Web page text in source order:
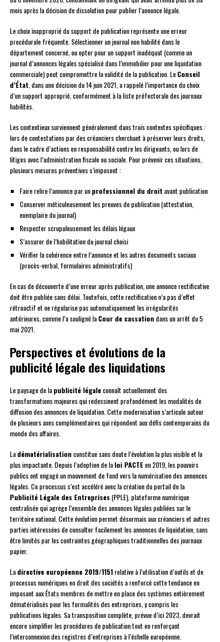
mois après la décision de dissolution pour publier l’annonce légale.
Le choix inapproprié du support de publication représente une erreur
procédurale fréquente. Sélectionner un journal non habilité dans le
département concerné, ou opter pour un support inadéquat (comme un
journal d’annonces légales spécialisé dans l’immobilier pour une liquidation
commerciale) peut compromettre la validité de la publication. LeConseil
d’État , dans une décision du 14 juin 2021, a rappelé l’importance du choix
d’un support approprié, conformément à la liste préfectorale des journaux
habilités.
Les contentieux surviennent généralement dans trois contextes spécifiques :
lors de contestations par des créanciers cherchant à préserver leurs droits,
dans le cadre d’actions en responsabilité contre les dirigeants, ou lors de
litiges avec l’administration fiscale ou sociale. Pour prévenir ces situations,
plusieurs mesures préventives s’imposent :
Faire relire l’annonce par unprofessionnel du droit avant publication
Conserver méticuleusement les preuves de publication (attestation,
exemplaire du journal)
Respecter scrupuleusement les délais légaux
S’assurer de l’habilitation du journal choisi
Vérifier la cohérence entre l’annonce et les autres documents sociaux
(procès-verbal, formulaires administratifs)
En cas de découverte d’une erreur après publication, une annonce rectificative
doit être publiée sans délai. Toutefois, cette rectification n’a pas d’effet
rétroactif et ne régularise pas automatiquement les irrégularités
antérieures, comme l’a souligné laCour de cassation dans un arrêt du 5
mai 2021.
Perspectives et évolutions de la
publicité légale des liquidations
Le paysage de lapublicité légaleconnaît actuellement des
transformations majeures qui redessinent profondément les modalités de
diffusion des annonces de liquidation. Cette modernisation s’articule autour
de plusieurs axes complémentaires qui répondent aux défis contemporains du
monde des affaires.
Ladématérialisation constitue sans doute l’évolution la plus visible et la
plus impactante. Depuis l’adoption de laloi PACTE en 2019, les pouvoirs
publics ont engagé un mouvement de fond vers la numérisation des annonces
légales. Ce processus s’est accéléré avec la création du portail de la
Publicité Légale des Entreprises (PPLE), plateforme numérique
centralisée qui agrège l’ensemble des annonces légales publiées sur le
territoire national. Cette évolution permet désormais aux créanciers et autres
parties intéressées de consulter facilement les annonces de liquidation, sans
être limités par les contraintes géographiques traditionnelles des journaux
papier.
Ladirective européenne 2019/1151relative à l’utilisation d’outils et de
processus numériques en droit des sociétés a renforcé cette tendance en
imposant aux États membres de mettre en place des systèmes entièrement
dématérialisés pour les formalités des entreprises, y compris les
publications légales. Sa transposition complète, prévue d’ici 2023, devrait
encore simplifier les procédures de publication tout en renforçant
l’interconnexion des registres d’entreprises à l’échelle européenne.